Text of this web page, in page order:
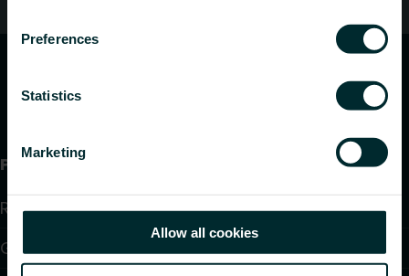
Preferences
Statistics
Marketing
Allow all cookies
Produkter
Radiatorer
Golvvärme och golvkylning